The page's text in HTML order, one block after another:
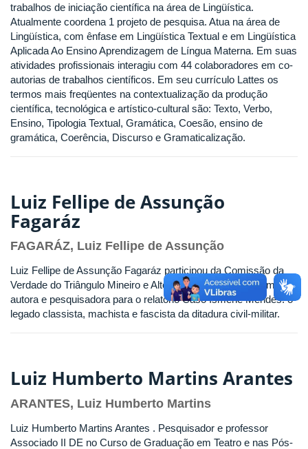
trabalhos de iniciação científica na área de Lingüística.
Atualmente coordena 1 projeto de pesquisa. Atua na área de
Lingüística, com ênfase em Lingüística Textual e em Lingüística
Aplicada Ao Ensino Aprendizagem de Língua Materna. Em suas
atividades profissionais interagiu com 44 colaboradores em co-
autorias de trabalhos científicos. Em seu currículo Lattes os
termos mais freqüentes na contextualização da produção
científica, tecnológica e artístico-cultural são: Texto, Verbo,
Ensino, Tipologia Textual, Gramática, Coesão, ensino de
gramática, Coerência, Discurso e Gramaticalização.
Luiz Fellipe de Assunção
Fagaráz
FAGARÁZ, Luiz Fellipe de Assunção
Luiz Fellipe de Assunção Fagaráz participou da Comissão da
Verdade do Triângulo Mineiro e Alto Parnaíba, atuando como co-
autora e pesquisadora para o relatório Caso Ismene Mendes: o
legado classista, machista e fascista da ditadura civil-militar.
Luiz Humberto Martins Arantes
ARANTES, Luiz Humberto Martins
Luiz Humberto Martins Arantes . Pesquisador e professor
Associado II DE no Curso de Graduação em Teatro e nas Pós-